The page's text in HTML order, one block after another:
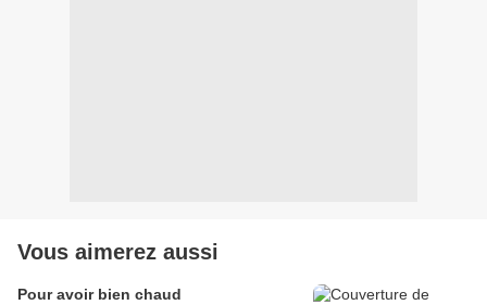
Vous aimerez aussi
Pour avoir bien chaud